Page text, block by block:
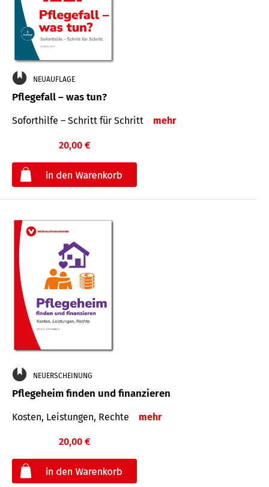
NEUAUFLAGE
Pflegefall – was tun?
Soforthilfe – Schritt für Schritt mehr
20,00 €
NEUERSCHEINUNG
Pflegeheim finden und finanzieren
Kosten, Leistungen, Rechte mehr
20,00 €